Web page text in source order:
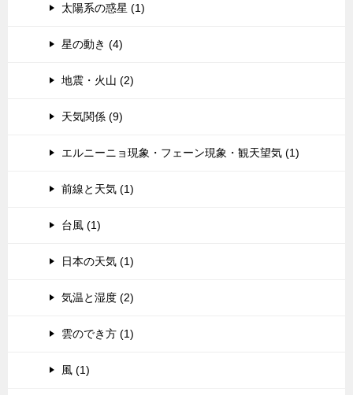
太陽系の惑星 (1)
星の動き (4)
地震・火山 (2)
天気関係 (9)
エルニーニョ現象・フェーン現象・観天望気 (1)
前線と天気 (1)
台風 (1)
日本の天気 (1)
気温と湿度 (2)
雲のでき方 (1)
風 (1)